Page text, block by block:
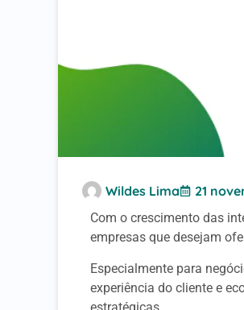
Wildes Lima 21
Com o crescimento das
empresas que desejam
Especialmente para
experiência do cliente e
estratégicas.